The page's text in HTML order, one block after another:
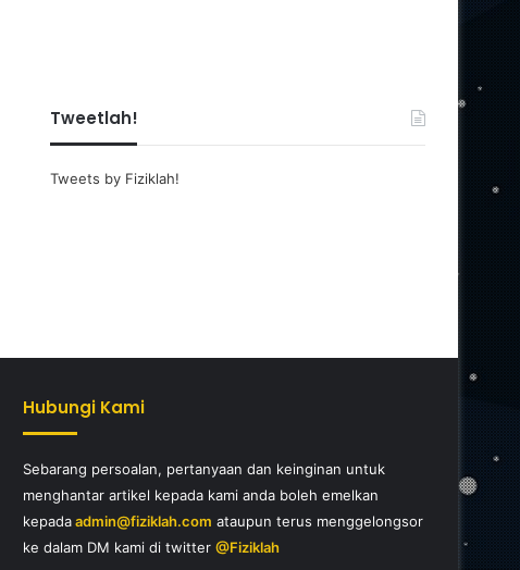
Tweetlah!
Tweets by Fiziklah!
Hubungi Kami
Sebarang persoalan, pertanyaan dan keinginan untuk
menghantar artikel kepada kami anda boleh emelkan
kepadaadmin@fiziklah.com ataupun terus menggelongsor
ke dalam DM kami di twitter @Fiziklah